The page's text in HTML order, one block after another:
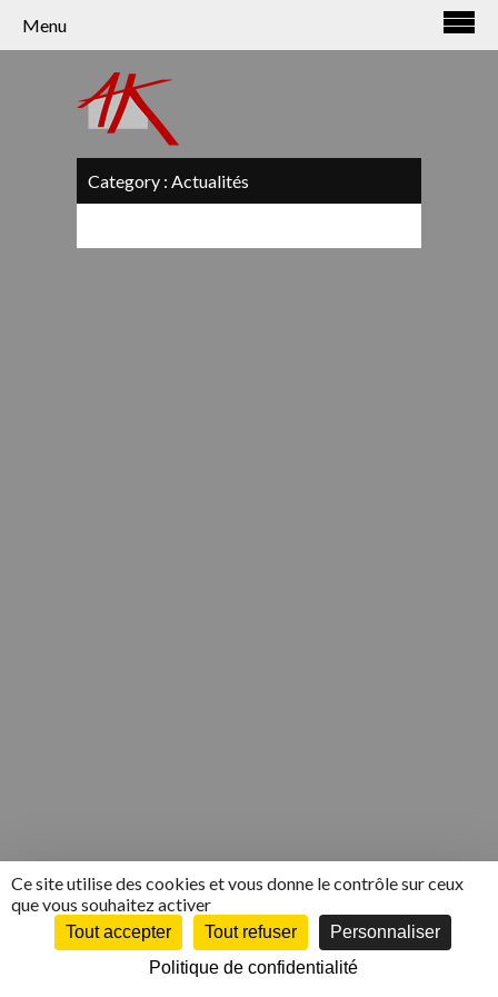
Menu
Category : Actualités
COPYRIGHT 2015 - ATELIERS K MENTIONS LÉGALES-POLITIQUE DE
CONFIDENTIALITÉ - CRÉATION DE SITE INTERNET :
Ce site utilise des cookies et vous donne le contrôle sur ceux
que vous souhaitez activer
Tout accepter Tout refuser
Personnaliser
Politique de confidentialité